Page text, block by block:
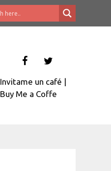
Invitame un café |
Buy Me a Coffe